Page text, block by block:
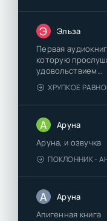
Э Эльза
Первая
которую
удовольствием
познакомлюсь и с
ХРУПКОЕ РАВНОВЕСИЕ.
А Аруна
Аруна, и озвучка
ПОКЛОННИК -
А Аруна
Апигенная книга